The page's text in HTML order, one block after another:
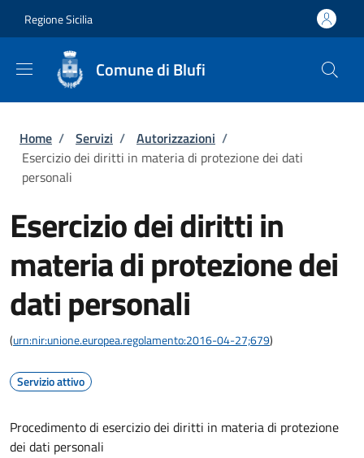
Regione Sicilia
Comune di Blufi
Briciole di pane
Home / Servizi / Autorizzazioni /
Esercizio dei diritti in materia di protezione dei dati
personali
Esercizio dei diritti in
materia di protezione dei
dati personali
(urn:nir:unione.europea.regolamento:2016-04-27;679)
Servizio attivo
Procedimento di esercizio dei diritti in materia di protezione
dei dati personali